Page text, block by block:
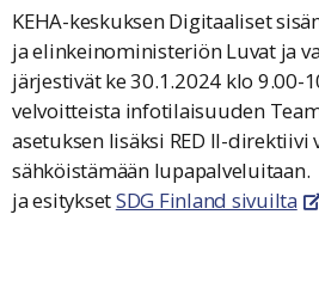
KEHA-keskuksen Digitaaliset
ja elinkeinoministeriön Luvat ja
järjestivät ke 30.1.2024 klo 9.00-
velvoitteista infotilaisuuden
asetuksen lisäksi RED II-direktiivi
sähköistämään
ja esityksetSDG Finland sivuilta